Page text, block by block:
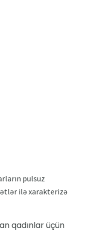
pulsuz
ilə xarakterizə
qadınlar üçün